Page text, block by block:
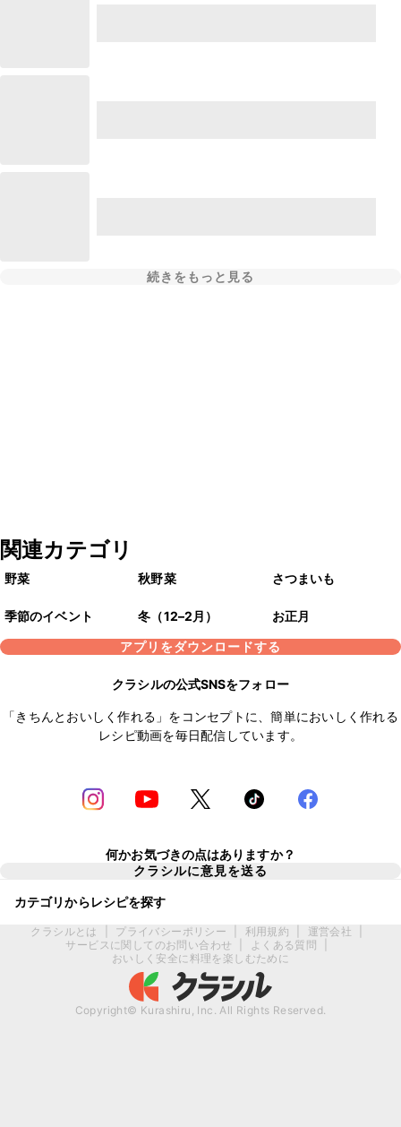
続きをもっと見る
関連カテゴリ
野菜 秋野菜 さつまいも
季節のイベント 冬（12–2月）
お正月
アプリをダウンロードする
クラシルの公式SNSをフォロー
「きちんとおいしく作れる」をコンセプトに、簡単においしく作れる
レシピ動画を毎日配信しています。
何かお気づきの点はありますか？
クラシルに意見を送る
カテゴリからレシピを探す
クラシルとは プライバシーポリシー 利用規約 運営会社
サービスに関してのお問い合わせ
よくある質問
おいしく安全に料理を楽しむために
Copyright© Kurashiru, Inc. All Rights Reserved.